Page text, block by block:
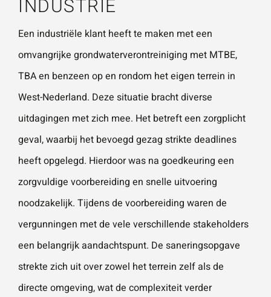
Wat is 5 + 5? *
UR JE
AANVRA
AG
INDUSTRIE
Een industriële klant heeft te maken met een
omvangrijke grondwaterverontreiniging met MTBE,
TBA en benzeen op en rondom het eigen terrein in
West-Nederland. Deze situatie bracht diverse
uitdagingen met zich mee. Het betreft een zorgplicht
geval, waarbij het bevoegd gezag strikte deadlines
heeft opgelegd. Hierdoor was na goedkeuring een
zorgvuldige voorbereiding en snelle uitvoering
noodzakelijk. Tijdens de voorbereiding waren de
vergunningen met de vele verschillende stakeholders
een belangrijk aandachtspunt. De saneringsopgave
strekte zich uit over zowel het terrein zelf als de
directe omgeving, wat de complexiteit verder